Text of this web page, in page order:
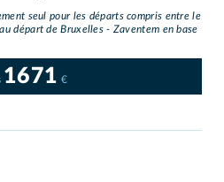
seul pour les départs compris entre le
de Bruxelles - Zaventem en base
1671 €